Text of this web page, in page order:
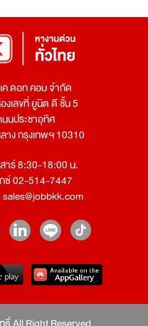
ค ดอท คอม จำกัด
งเลขที่ ยูนิต ดี ชั้น 5
นประชาอุทิศ
าง กรุงเทพฯ 10310
าร์ 8:30-18:00 น.
ซ์ 02-514-7447
sales@jobbkk.com